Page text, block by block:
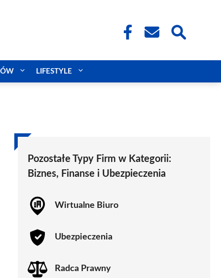
LIFESTYLE
Pozostałe Typy Firm w Kategorii:
Biznes, Finanse i Ubezpieczenia
Wirtualne Biuro
Ubezpieczenia
Radca Prawny